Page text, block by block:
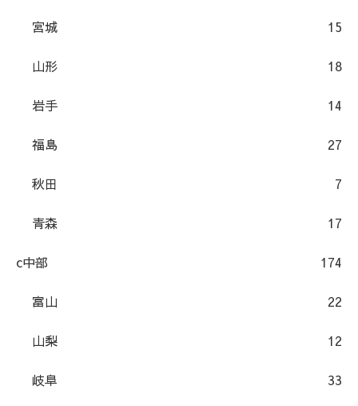
宮城 15
山形 18
岩手 14
福島 27
秋田 7
青森 17
c中部 174
富山 22
山梨 12
岐阜 33